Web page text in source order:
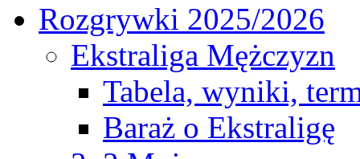
Rozgrywki 2025/2026
Ekstraliga Mężczyzn
Tabela, wyniki,
Baraż o Ekstraligę